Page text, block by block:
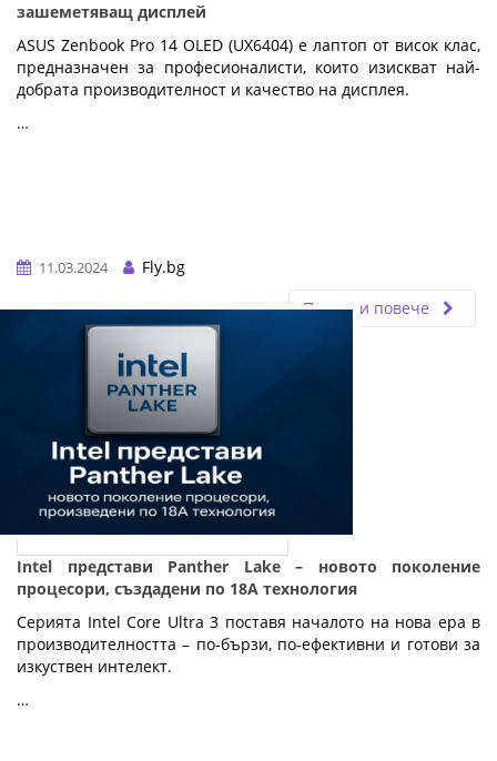
зашеметяващ дисплей
ASUS Zenbook Pro 14 OLED (UX6404) е лаптоп от висок клас,
предназначен за професионалисти, които изискват най-
добрата производителност и качество на дисплея.
…
11.03.2024
Fly.bg
Прочети повече
Intel представи Panther Lake – новото поколение
процесори, създадени по 18A технология
Серията Intel Core Ultra 3 поставя началото на нова ера в
производителността – по-бързи, по-ефективни и готови за
изкуствен интелект.
…